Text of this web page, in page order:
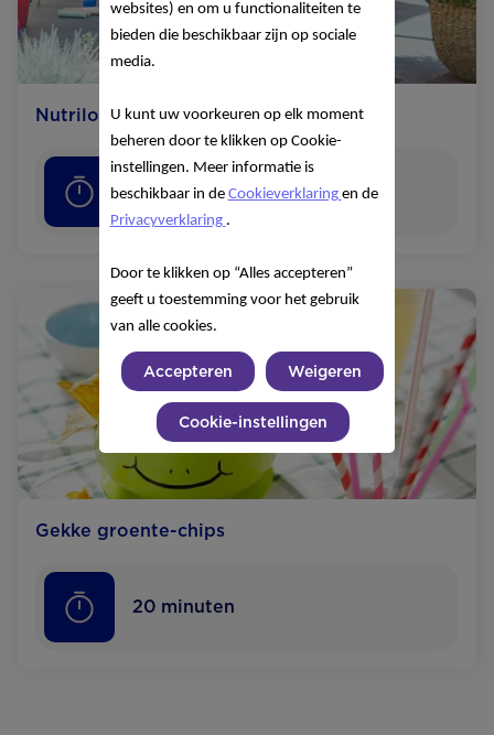
Nutrilon ijsje
5 minuten
Gekke groente-chips
20 minuten
websites) en om u functionaliteiten te
bieden die beschikbaar zijn op sociale
media.
U kunt uw voorkeuren op elk moment
beheren door te klikken op Cookie-
instellingen. Meer informatie is
beschikbaar in de Cookieverklaring en de
Privacyverklaring .
Door te klikken op “Alles accepteren”
geeft u toestemming voor het gebruik
van alle cookies.
Accepteren Weigeren
Cookie-instellingen